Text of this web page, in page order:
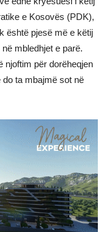
e Kosovës (PDK),
është pjesë më e këtij
mbledhjet e parë.
njoftim për dorëheqjen
do ta mbajmë sot në